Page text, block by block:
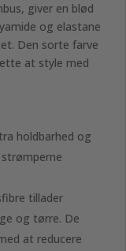
giver en blød
og elastane
Den sorte farve
at style med
holdbarhed og
tillader
og tørre. De
at reducere